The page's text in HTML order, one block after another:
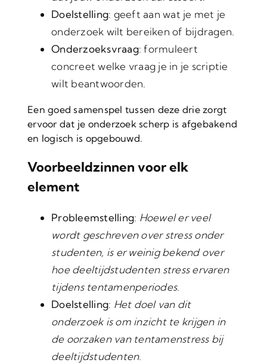
Doelstelling: geeft aan wat je met je
onderzoek wilt bereiken of bijdragen.
Onderzoeksvraag: formuleert
concreet welke vraag je in je scriptie
wilt beantwoorden.
Een goed samenspel tussen deze drie zorgt
ervoor dat je onderzoek scherp is afgebakend
en logisch is opgebouwd.
Voorbeeldzinnen voor elk
element
Probleemstelling: Hoewel er veel
wordt geschreven over stress onder
studenten, is er weinig bekend over
hoe deeltijdstudenten stress ervaren
tijdens tentamenperiodes.
Doelstelling: Het doel van dit
onderzoek is om inzicht te krijgen in
de oorzaken van tentamenstress bij
deeltijdstudenten.